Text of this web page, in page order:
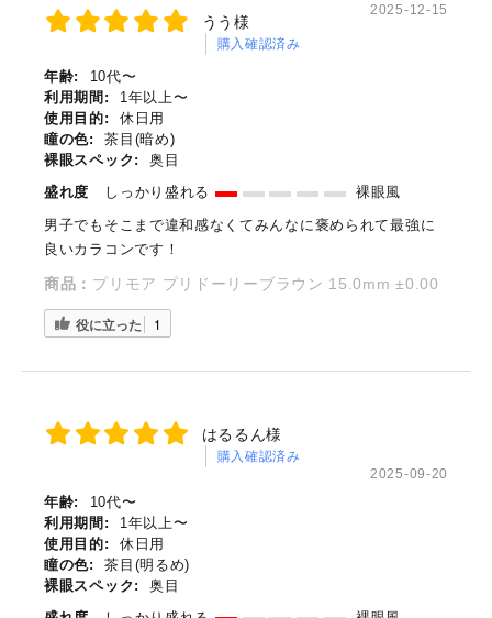
うう様
購入確認済み
2025-12-15
年齢:
10代〜
利用期間:
1年以上〜
使用目的:
休日用
瞳の色:
茶目(暗め)
裸眼スペック:
奥目
盛れ度
しっかり盛れる
裸眼風
男子でもそこまで違和感なくてみんなに褒められて最強に
良いカラコンです！
商品： プリモア プリドーリーブラウン 15.0mm ±0.00
役に立った 1
はるるん様
購入確認済み
2025-09-20
年齢:
10代〜
利用期間:
1年以上〜
使用目的:
休日用
瞳の色:
茶目(明るめ)
裸眼スペック:
奥目